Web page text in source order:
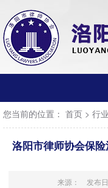
站
关
会
党
业
工
您当前的位置：首页 >行
洛阳市律师协会保
来源： 发布